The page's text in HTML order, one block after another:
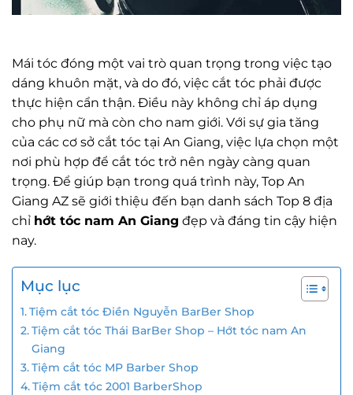
Mái tóc đóng một vai trò quan trọng trong việc tạo
dáng khuôn mặt, và do đó, việc cắt tóc phải được
thực hiện cẩn thận. Điều này không chỉ áp dụng
cho phụ nữ mà còn cho nam giới. Với sự gia tăng
của các cơ sở cắt tóc tại An Giang, việc lựa chọn một
nơi phù hợp để cắt tóc trở nên ngày càng quan
trọng. Để giúp bạn trong quá trình này, Top An
Giang AZ sẽ giới thiệu đến bạn danh sách Top 8 địa
chỉ hớt tóc nam An Giang đẹp và đáng tin cậy hiện
nay.
Mục lục
Tiệm cắt tóc Điền Nguyễn BarBer Shop
Tiệm cắt tóc Thái BarBer Shop – Hớt tóc nam An
Giang
Tiệm cắt tóc MP Barber Shop
Tiệm cắt tóc 2001 BarberShop